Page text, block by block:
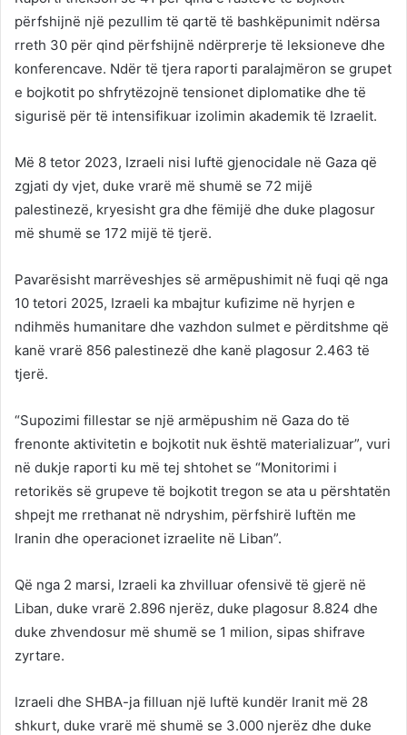
përfshijnë një pezullim të qartë të bashkëpunimit ndërsa
rreth 30 për qind përfshijnë ndërprerje të leksioneve dhe
konferencave. Ndër të tjera raporti paralajmëron se grupet
e bojkotit po shfrytëzojnë tensionet diplomatike dhe të
sigurisë për të intensifikuar izolimin akademik të Izraelit.
Më 8 tetor 2023, Izraeli nisi luftë gjenocidale në Gaza që
zgjati dy vjet, duke vrarë më shumë se 72 mijë
palestinezë, kryesisht gra dhe fëmijë dhe duke plagosur
më shumë se 172 mijë të tjerë.
Pavarësisht marrëveshjes së armëpushimit në fuqi që nga
10 tetori 2025, Izraeli ka mbajtur kufizime në hyrjen e
ndihmës humanitare dhe vazhdon sulmet e përditshme që
kanë vrarë 856 palestinezë dhe kanë plagosur 2.463 të
tjerë.
“Supozimi fillestar se një armëpushim në Gaza do të
frenonte aktivitetin e bojkotit nuk është materializuar”, vuri
në dukje raporti ku më tej shtohet se “Monitorimi i
retorikës së grupeve të bojkotit tregon se ata u përshtatën
shpejt me rrethanat në ndryshim, përfshirë luftën me
Iranin dhe operacionet izraelite në Liban”.
Që nga 2 marsi, Izraeli ka zhvilluar ofensivë të gjerë në
Liban, duke vrarë 2.896 njerëz, duke plagosur 8.824 dhe
duke zhvendosur më shumë se 1 milion, sipas shifrave
zyrtare.
Izraeli dhe SHBA-ja filluan një luftë kundër Iranit më 28
shkurt, duke vrarë më shumë se 3.000 njerëz dhe duke